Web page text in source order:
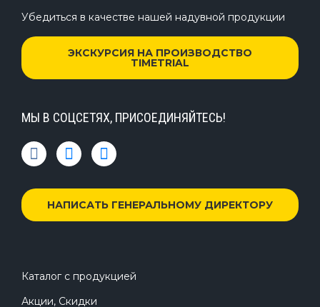
Убедиться в качестве нашей надувной продукции
ЭКСКУРСИЯ НА ПРОИЗВОДСТВО
TIMETRIAL
МЫ В СОЦСЕТЯХ, ПРИСОЕДИНЯЙТЕСЬ!
НАПИСАТЬ ГЕНЕРАЛЬНОМУ ДИРЕКТОРУ
Каталог с продукцией
Акции, Скидки